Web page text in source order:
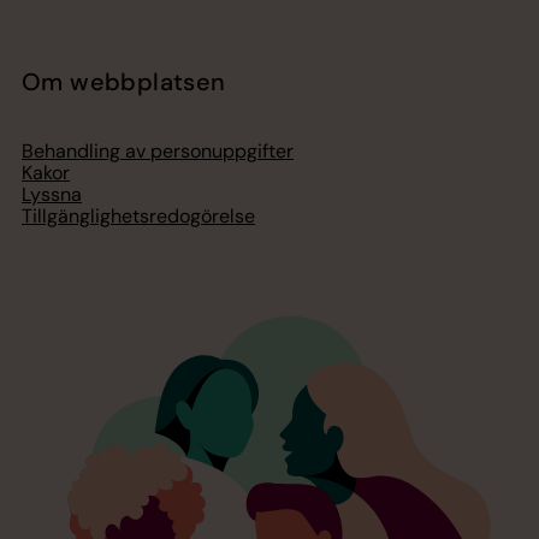
Om webbplatsen
Behandling av personuppgifter
Kakor
Lyssna
Tillgänglighetsredogörelse